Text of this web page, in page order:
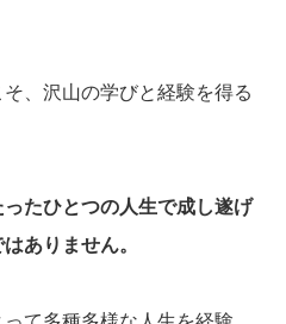
、沢山の学びと経験を得る
たひとつの人生で成し遂げ
ありません。